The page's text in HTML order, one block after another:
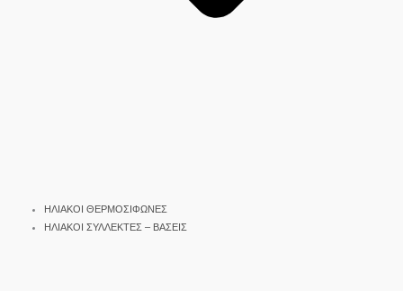
ΗΛΙΑΚΟΙ ΘΕΡΜΟΣΙΦΩΝΕΣ
ΗΛΙΑΚΟΙ ΣΥΛΛΕΚΤΕΣ – ΒΑΣΕΙΣ